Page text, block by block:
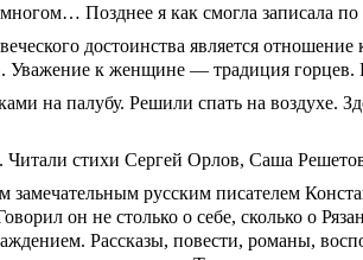
Позднее я как смогла записала по
достоинства является
к женщине — традиция горцев.
на палубу. Решили спать на воздухе.
стихи Сергей Орлов, Саша
русским писателем
он не столько о себе, сколько о
Рассказы, повести, романы,